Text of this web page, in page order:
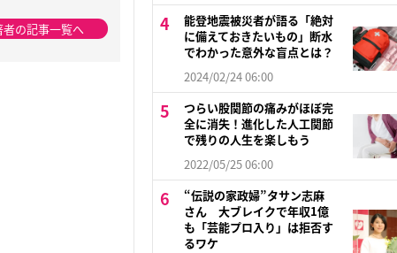
者の記事一覧へ
能登地震被災者が語る「絶対
に備えておきたいもの」断水
でわかった意外な盲点とは？
2024/02/24 06:00
つらい股関節の痛みがほぼ完
全に消失！進化した人工関節
で残りの人生を楽しもう
2022/05/25 06:00
“伝説の家政婦”タサン志麻
さん 大ブレイクで年収1億
も「芸能プロ入り」は拒否す
るワケ